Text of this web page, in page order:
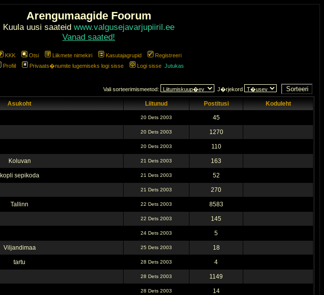
Arengumaagide Foorum
Kuula uusi saateid www.valgusejavarjupiiril.ee
Vanad saated!
KKK Otsi Liikmete nimekiri Kasutajagrupid
Registreeri
Profiil
Privaats�numite lugemiseks logi sisse Logi sisse Jutukas
Vali sorteerimismeetod: J�rjekord
Asukoht Liitunud Postitusi
Koduleht
20 Dets 2003 45
20 Dets 2003 1270
20 Dets 2003 110
Koluvan 21 Dets 2003 163
kopli sepikoda 21 Dets 2003 52
21 Dets 2003 270
Tallinn 22 Dets 2003 8583
22 Dets 2003 145
24 Dets 2003 5
Viljandimaa 25 Dets 2003 18
tartu 28 Dets 2003 4
28 Dets 2003 1149
28 Dets 2003 14